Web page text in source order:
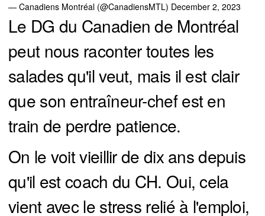
— Canadiens Montréal (@CanadiensMTL) December 2, 2023
Le DG du Canadien de Montréal
peut nous raconter toutes les
salades qu'il veut, mais il est clair
que son entraîneur-chef est en
train de perdre patience.
On le voit vieillir de dix ans depuis
qu'il est coach du CH. Oui, cela
vient avec le stress relié à l'emploi,